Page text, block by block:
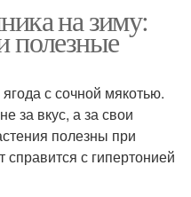
на зиму:
полезные
с сочной мякотью.
за вкус, а за свои
полезны при
с гипертонией